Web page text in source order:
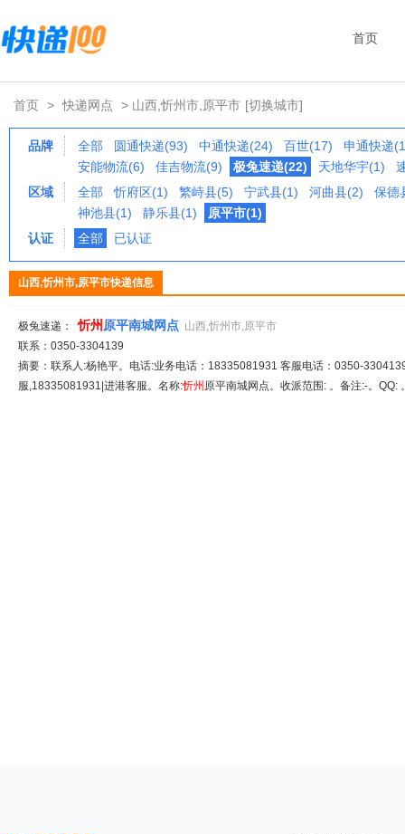
首页
首页 > 快递网点 > 山西,忻州市,原平市 [切换城市]
品牌 全部 圆通快递(93) 中通快递(24) 百世(17)
申通快递
安能物流(6)
佳吉物流(9) 极兔速递(22) 天地华宇(1)
区域
全部 忻府区(1) 繁峙县(5) 宁武县(1) 河曲县(2)
保德
神池县(1)
静乐县(1)
原平市(1)
认证
全部 已认证
山西,忻州市,原平市快递信息
极兔速递： 忻州原平南城网点 山西,忻州市,原平市
联系：0350-3304139
摘要：联系人:杨艳平。电话:业务电话：18335081931 客服电话：0350-
服,18335081931|进港客服。名称:忻州 原平南城网点。收派范围: 。备注:-。QQ: